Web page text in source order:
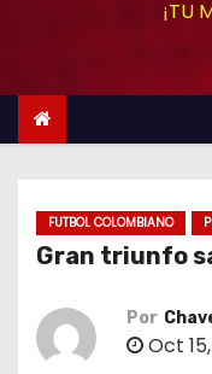
¡TU
FUTBOL COLOMBIANO
Gran triunfo
Por
Oct